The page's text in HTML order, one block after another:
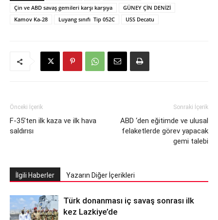
Çin ve ABD savaş gemileri karşı karşıya
GÜNEY ÇİN DENİZİ
Kamov Ka-28
Luyang sınıfı Tip 052C USS Decatu
Önceki İçerik
F-35’ten ilk kaza ve ilk hava
saldırısı
Sonraki İçerik
ABD ‘den eğitimde ve ulusal
felaketlerde görev yapacak
gemi talebi
İlgili Haberler Yazarın Diğer İçerikleri
Türk donanması iç savaş sonrası ilk
kez Lazkiye’de